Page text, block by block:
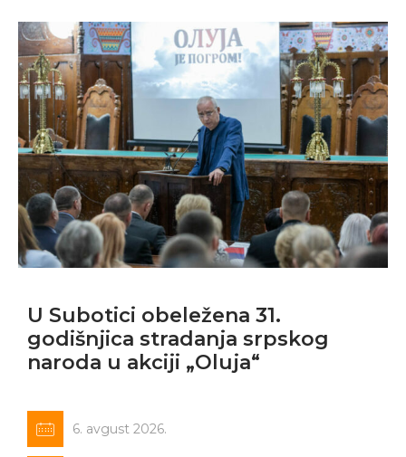
U Subotici obeležena 31.
godišnjica stradanja srpskog
naroda u akciji „Oluja“
6. avgust 2026.